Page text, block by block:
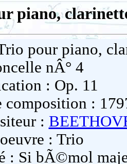
piano,
pour piano,
nÂ° 4
: Op. 11
composition :
:
: Trio
: Si bÃ©mol